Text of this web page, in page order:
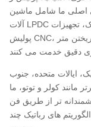
اصلی ما شامل ماشین
آلات LPDC خودکار، سیستم های آسیاب / پولیش سلول رباتیک، تجهیزات
پولیش CNC، و خطوط تولید کلید دست، که به صنایع مانند ریختن متر
مکزیک، ایالات متحده، جنوب
مانند کولر و توتو، ما
تر از طریق فن
های رباتیک چند